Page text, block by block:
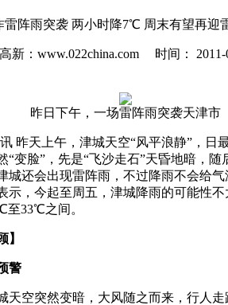
雷阵雨突袭 两小时降7℃ 周末有望再迎
新：www.022china.com 时间： 2011-
昨日下午，一场雷阵雨突袭天津市
昨天上午，津城天空“风平浪静”，日
“变脸”，先是“飞沙走石”天昏地暗，
城还会出现雷阵雨，不过降雨不会给
示，今起至周五，津城降雨的可能性
至33℃之间。
警
空突然变暗，大风随之而来，行人走